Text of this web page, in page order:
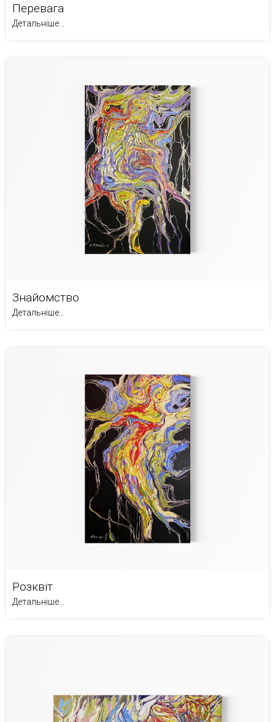
Перевага
Детальніше...
Знайомство
Детальніше...
Розквіт
Детальніше...